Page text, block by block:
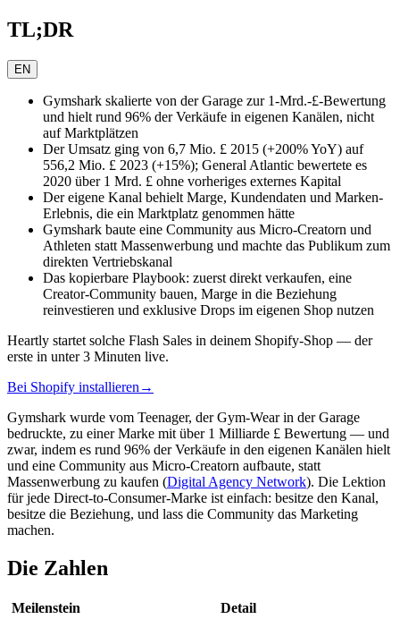
TL;DR
EN
Gymshark skalierte von der Garage zur 1-Mrd.-£-Bewertung
und hielt rund 96% der Verkäufe in eigenen Kanälen, nicht
auf Marktplätzen
Der Umsatz ging von 6,7 Mio. £ 2015 (+200% YoY) auf
556,2 Mio. £ 2023 (+15%); General Atlantic bewertete es
2020 über 1 Mrd. £ ohne vorheriges externes Kapital
Der eigene Kanal behielt Marge, Kundendaten und Marken-
Erlebnis, die ein Marktplatz genommen hätte
Gymshark baute eine Community aus Micro-Creatorn und
Athleten statt Massenwerbung und machte das Publikum zum
direkten Vertriebskanal
Das kopierbare Playbook: zuerst direkt verkaufen, eine
Creator-Community bauen, Marge in die Beziehung
reinvestieren und exklusive Drops im eigenen Shop nutzen
Heartly startet solche Flash Sales in deinem Shopify-Shop — der
erste in unter 3 Minuten live.
Bei Shopify installieren →
Gymshark wurde vom Teenager, der Gym-Wear in der Garage
bedruckte, zu einer Marke mit über 1 Milliarde £ Bewertung — und
zwar, indem es rund 96% der Verkäufe in den eigenen Kanälen hielt
und eine Community aus Micro-Creatorn aufbaute, statt
Massenwerbung zu kaufen (Digital Agency Network). Die Lektion
für jede Direct-to-Consumer-Marke ist einfach: besitze den Kanal,
besitze die Beziehung, und lass die Community das Marketing
machen.
Die Zahlen
Meilenstein
Detail